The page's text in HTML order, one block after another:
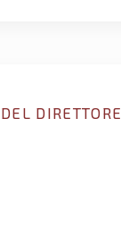
DIRETTORE